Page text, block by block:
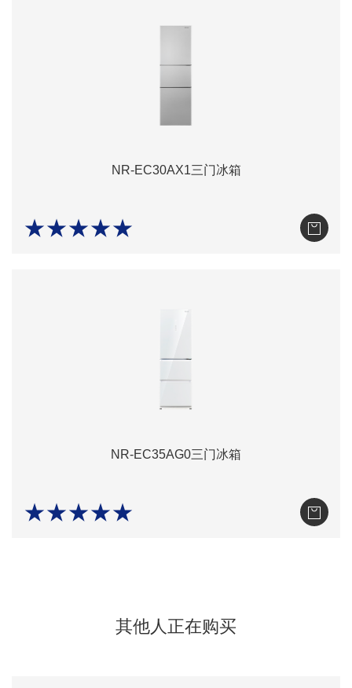
NR-EC30AX1三门冰箱
★★★★★
NR-EC35AG0三门冰箱
★★★★★
其他人正在购买